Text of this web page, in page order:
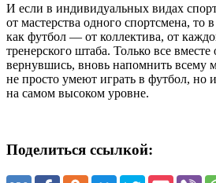
И если в индивидуальных видах
от мастерства одного спортсмена, то
как футбол — от коллектива, от
тренерского штаба. Только все
вернувшись, вновь напомнить всему
не просто умеют играть в футбол, но
на самом высоком уровне.
Поделиться ссылкой: